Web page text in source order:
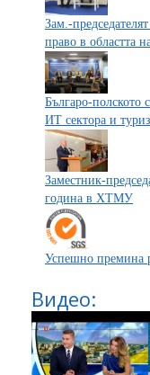
Зам.-
право в областта
Българо-полското
ИТ сектора и
Заместник-
година в ХТМУ
Успешно премина
Видео: